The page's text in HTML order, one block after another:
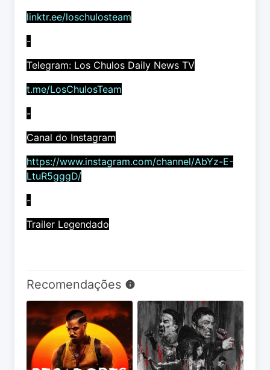
linktr.ee/loschulosteam
-
Telegram: Los Chulos Daily News TV
t.me/LosChulosTeam
-
Canal do Instagram
https://www.instagram.com/channel/AbYz-E-
LtuR5gggD/
-
Trailer Legendado
Recomendações